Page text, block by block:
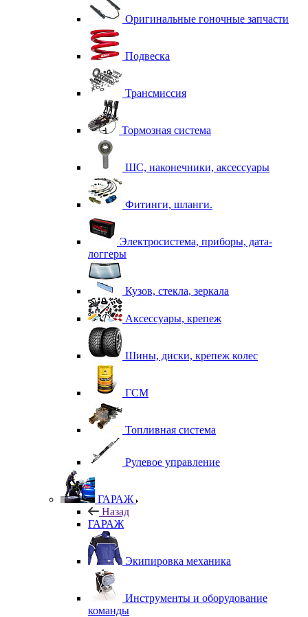
Оригинальные гоночные запчасти
Подвеска
Трансмиссия
Тормозная система
ШС, наконечники, аксессуары
Фитинги, шланги.
Электросистема, приборы, дата-
логгеры
Кузов, стекла, зеркала
Аксессуары, крепеж
Шины, диски, крепеж колес
ГСМ
Топливная система
Рулевое управление
ГАРАЖ
Назад
ГАРАЖ
Экипировка механика
Инструменты и оборудование
команды